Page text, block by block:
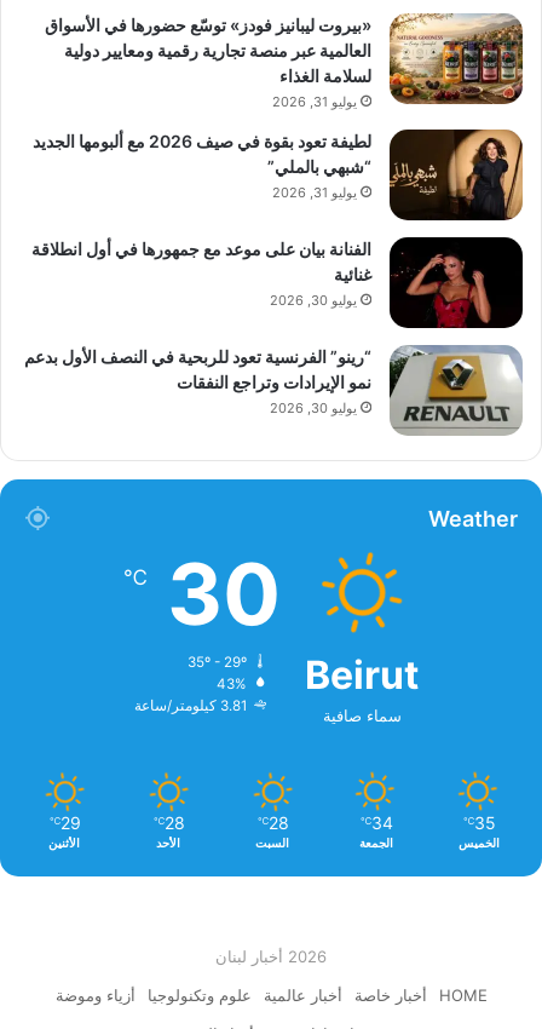
«بيروت ليبانيز فودز» توسّع حضورها في الأسواق
العالمية عبر منصة تجارية رقمية ومعايير دولية
لسلامة الغذاء
يوليو 31, 2026
لطيفة تعود بقوة في صيف 2026 مع ألبومها الجديد
“شبهي بالملي”
يوليو 31, 2026
الفنانة بيان على موعد مع جمهورها في أول انطلاقة
غنائية
يوليو 30, 2026
“رينو” الفرنسية تعود للربحية في النصف الأول بدعم
نمو الإيرادات وتراجع النفقات
يوليو 30, 2026
Weather
Beirut
سماء صافية
30
℃
43%
3.81 كيلومتر/ساعة
35
℃
الخميس
34
℃
الجمعة
28
℃
السبت
28
℃
الأحد
29
℃
الأثنين
2026 أخبار لبنان
HOME
أخبار خاصة أخبار عالمية علوم وتكنولوجيا
أزياء وموضة